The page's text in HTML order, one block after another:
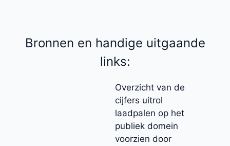
Bronnen en handige uitgaande
links:
Overzicht van de
cijfers uitrol
laadpalen op het
publiek domein
voorzien door